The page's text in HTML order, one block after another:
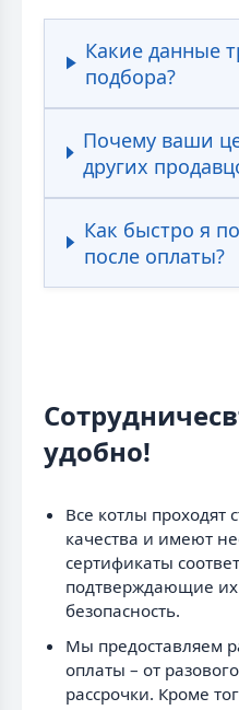
Какие данные
подбора?
Почему ваши
других
Как быстро я
после оплаты?
удобно!
Все котлы проходят
качества и имеют
сертификаты
подтверждающие
безопасность.
Мы предоставляем
оплаты – от
рассрочки. Кроме